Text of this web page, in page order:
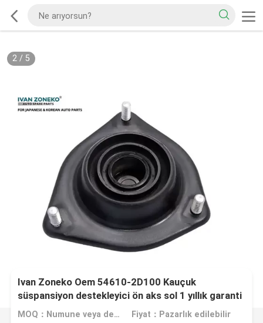
2/ 5
Ivan Zoneko Oem 54610-2D100 Kauçuk
süspansiyon destekleyici ön aks sol 1 yıllık garanti
MOQ：Numune veya deneme siparişi kabul edilir Fiyat：Pazarlık edilebilir